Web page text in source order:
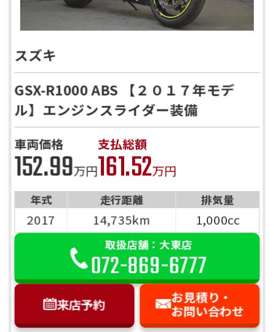
スズキ
GSX-R1000 ABS 【２０１７年モデ
ル】エンジンスライダー装備
車両価格
152.99万円
支払総額
161.52万円
年式 走行距離 排気量
2017 14,735km 1,000cc
取扱店舗：大東店
072-869-6777
来店予約
お見積り・
お問い合わせ